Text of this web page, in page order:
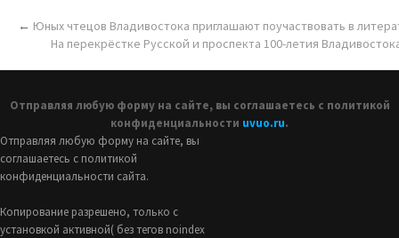
← Юных чтецов Владивостока приглашают поучаствовать в
На перекрёстке Русской и проспекта 100-летия
Отправляя любую форму на сайте, вы соглашаетесь с политикой
конфиденциальности uvuo.ru.
Отправляя любую форму на сайте, вы
соглашаетесь с политикой
конфиденциальности сайта.
Копирование разрешено, только с
установкой активной( без тегов noindex